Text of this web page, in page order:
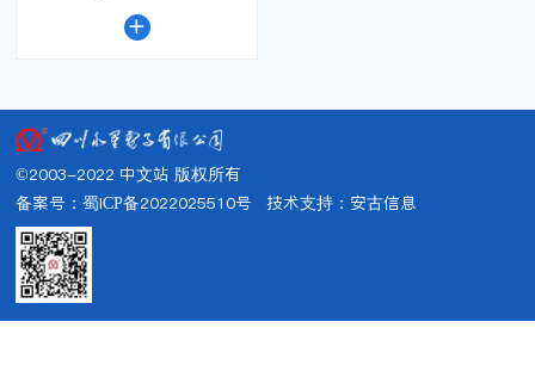

©2003-2022 中文站 版权所有
备案号：蜀ICP备2022025510号 技术支持： 安古信息